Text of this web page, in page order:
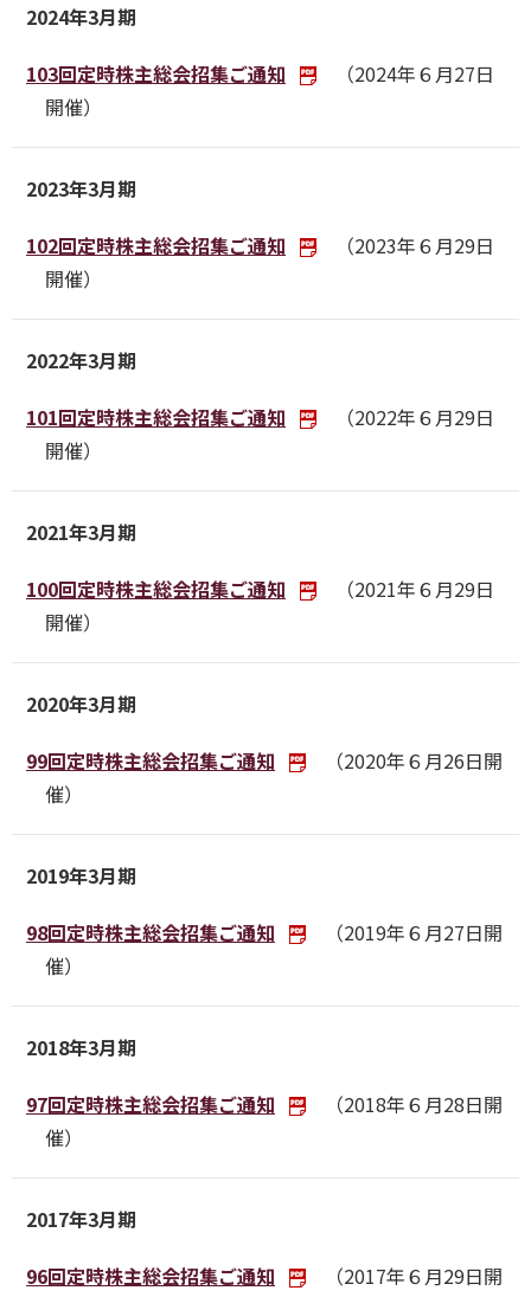
2024年3月期
103回定時株主総会招集ご通知
（2024年６月27日
開催）
2023年3月期
102回定時株主総会招集ご通知
（2023年６月29日
開催）
2022年3月期
101回定時株主総会招集ご通知
（2022年６月29日
開催）
2021年3月期
100回定時株主総会招集ご通知
（2021年６月29日
開催）
2020年3月期
99回定時株主総会招集ご通知
（2020年６月26日開
催）
2019年3月期
98回定時株主総会招集ご通知
（2019年６月27日開
催）
2018年3月期
97回定時株主総会招集ご通知
（2018年６月28日開
催）
2017年3月期
96回定時株主総会招集ご通知
（2017年６月29日開